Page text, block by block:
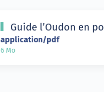
Guide l’Oudon en
application/pdf
6 Mo